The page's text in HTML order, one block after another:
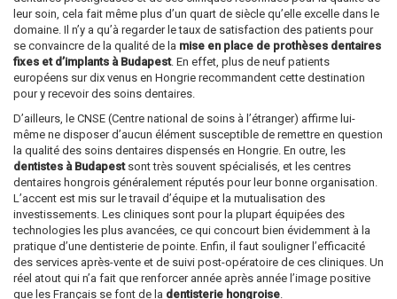
leur soin, cela fait même plus d’un quart de siècle qu’elle excelle dans le
domaine. Il n’y a qu’à regarder le taux de satisfaction des patients pour
se convaincre de la qualité de la mise en place de prothèses dentaires
fixes et d’implants à Budapest. En effet, plus de neuf patients
européens sur dix venus en Hongrie recommandent cette destination
pour y recevoir des soins dentaires.
D’ailleurs, le CNSE (Centre national de soins à l’étranger) affirme lui-
même ne disposer d’aucun élément susceptible de remettre en question
la qualité des soins dentaires dispensés en Hongrie. En outre, les
dentistes à Budapestsont très souvent spécialisés, et les centres
dentaires hongrois généralement réputés pour leur bonne organisation.
L’accent est mis sur le travail d’équipe et la mutualisation des
investissements. Les cliniques sont pour la plupart équipées des
technologies les plus avancées, ce qui concourt bien évidemment à la
pratique d’une dentisterie de pointe. Enfin, il faut souligner l’efficacité
des services après-vente et de suivi post-opératoire de ces cliniques. Un
réel atout qui n’a fait que renforcer année après année l’image positive
que les Français se font de la dentisterie hongroise.